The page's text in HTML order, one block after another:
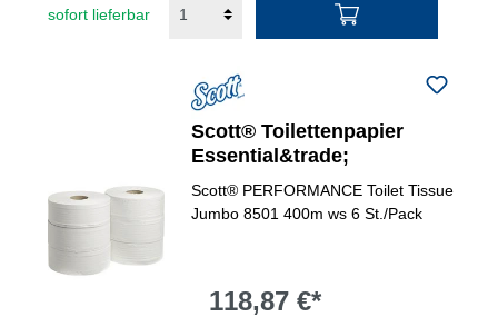
sofort lieferbar
Scott® Toilettenpapier
Essential&trade;
Scott® PERFORMANCE Toilet Tissue
Jumbo 8501 400m ws 6 St./Pack
118,87 €*